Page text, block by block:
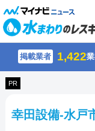
掲載業者 1,422
PR
幸田設備-水戸